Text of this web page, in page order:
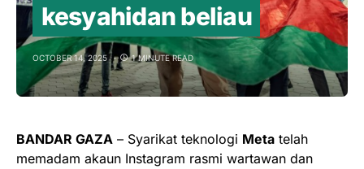
kesyahidan beliau
OCTOBER 14, 2025 1 MINUTE READ
BANDAR GAZA – Syarikat teknologi Meta telah
memadam akaun Instagram rasmi wartawan dan